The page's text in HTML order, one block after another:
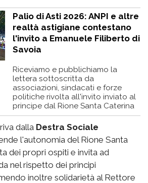
Palio di Asti 2026: ANPI e altre
realtà astigiane contestano
l'invito a Emanuele Filiberto di
Savoia
Riceviamo e pubblichiamo la
lettera sottoscritta da
associazioni, sindacati e forze
politiche rivolta all'invito inviato al
principe dal Rione Santa Caterina
dalla Destra Sociale
l'autonomia del Rione Santa
dei propri ospiti e invita ad
nel rispetto dei principi
inoltre solidarietà al Rettore